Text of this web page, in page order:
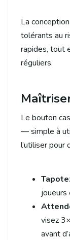
La
tolérants au
rapides, tout
réguliers.
Le bouton
— simple à
l’utiliser pour
joueurs
visez
avant